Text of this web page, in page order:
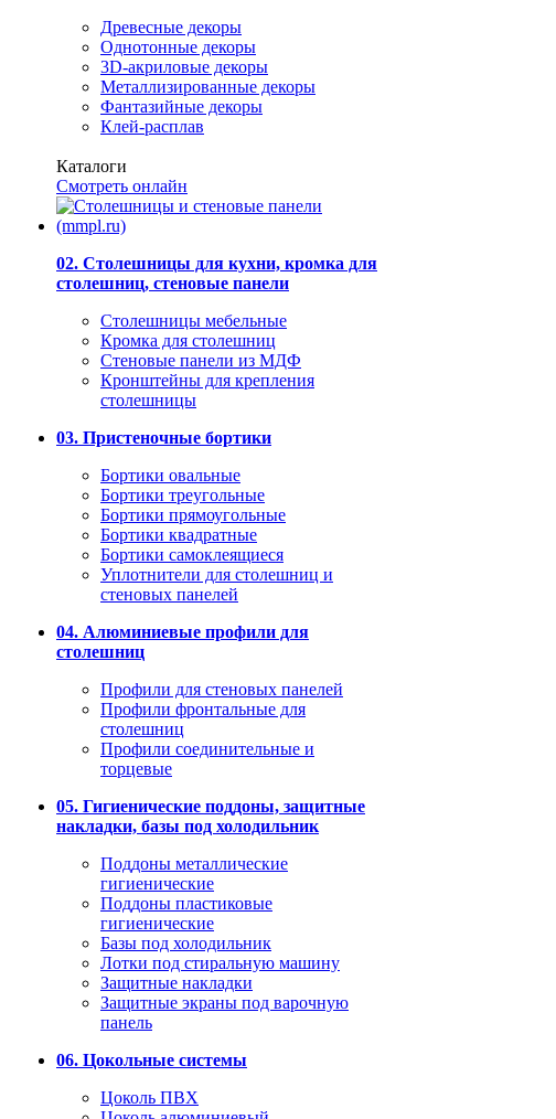
Древесные декоры
Однотонные декоры
3D-акриловые декоры
Металлизированные декоры
Фантазийные декоры
Клей-расплав
Каталоги
Смотреть онлайн
02. Столешницы для кухни, кромка для
столешниц, стеновые панели
Столешницы мебельные
Кромка для столешниц
Стеновые панели из МДФ
Кронштейны для крепления
столешницы
03. Пристеночные бортики
Бортики овальные
Бортики треугольные
Бортики прямоугольные
Бортики квадратные
Бортики самоклеящиеся
Уплотнители для столешниц и
стеновых панелей
04. Алюминиевые профили для
столешниц
Профили для стеновых панелей
Профили фронтальные для
столешниц
Профили соединительные и
торцевые
05. Гигиенические поддоны, защитные
накладки, базы под холодильник
Поддоны металлические
гигиенические
Поддоны пластиковые
гигиенические
Базы под холодильник
Лотки под стиральную машину
Защитные накладки
Защитные экраны под варочную
панель
06. Цокольные системы
Цоколь ПВХ